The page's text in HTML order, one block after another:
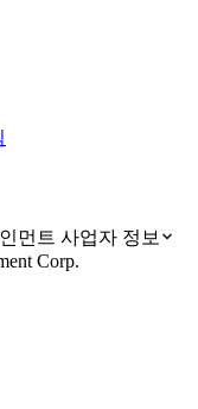
먼트 사업자 정보
Corp.